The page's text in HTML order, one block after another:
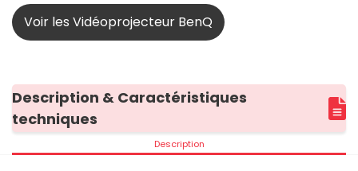
Voir les Vidéoprojecteur BenQ
Description & Caractéristiques
techniques
Description